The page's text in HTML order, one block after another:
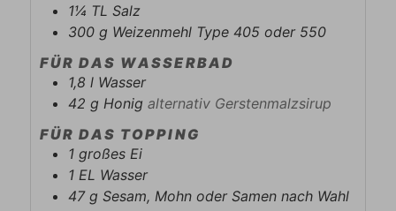
1¼ TL Salz
300 g Weizenmehl Type 405 oder 550
FÜR DAS WASSERBAD
1,8 l Wasser
42 g Honig alternativ Gerstenmalzsirup
FÜR DAS TOPPING
1 großes Ei
1 EL Wasser
47 g Sesam, Mohn oder Samen nach Wahl